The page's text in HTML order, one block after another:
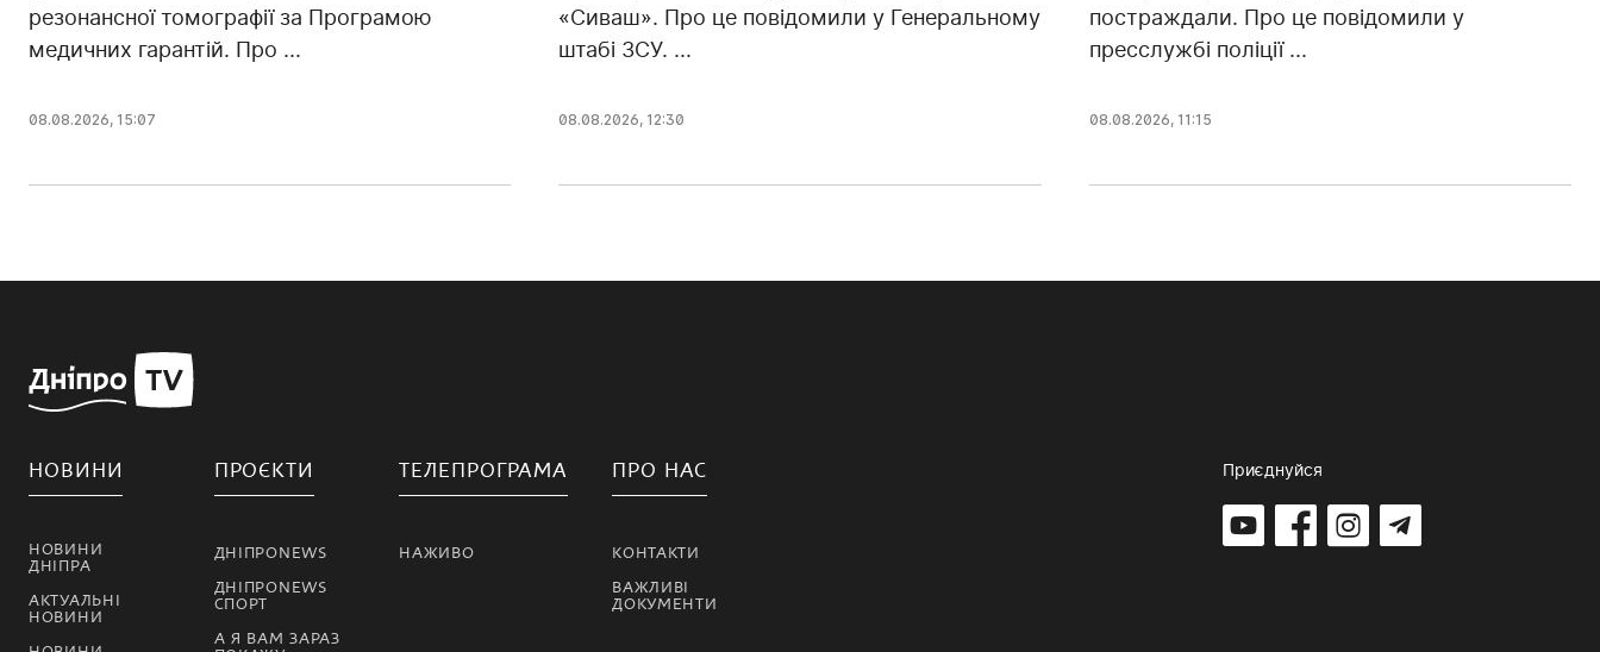
резонансної томографії за Програмою
медичних гарантій. Про ...
08.08.2026, 15:07
«Сиваш». Про це повідомили у Генеральному
штабі ЗСУ. ...
08.08.2026, 12:30
постраждали. Про це повідомили у
пресслужбі поліції ...
08.08.2026, 11:15
НОВИНИ
НОВИНИ
ДНІПРА
АКТУАЛЬНІ
НОВИНИ
ПРОЄКТИ
ДНІПРОNEWS
ДНІПРОNEWS
СПОРТ
А Я ВАМ ЗАРАЗ
ТЕЛЕПРОГРАМА
НАЖИВО
ПРО НАС
КОНТАКТИ
ВАЖЛИВІ
ДОКУМЕНТИ
Приєднуйся